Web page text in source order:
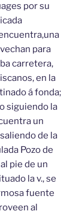
por su
para
carretera,
en la
á fonda;
siguiendo la
un
de la
Pozo de
pie de un
la v., se
fuente
al